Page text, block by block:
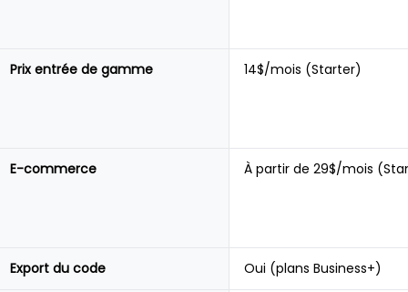
Prix entrée de gamme 14$/mois (Starter)
E-commerce À partir de 29$/mois
Export du code Oui (plans Business+)